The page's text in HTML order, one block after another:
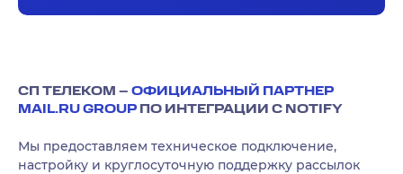
СП ТЕЛЕКОМ – ОФИЦИАЛЬНЫЙ ПАРТНЕР
MAIL.RU GROUP ПО ИНТЕГРАЦИИ С NOTIFY
Мы предоставляем техническое подключение,
настройку и круглосуточную поддержку рассылок